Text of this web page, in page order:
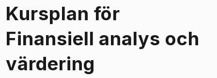
Kursplan för
Finansiell analys och
värdering